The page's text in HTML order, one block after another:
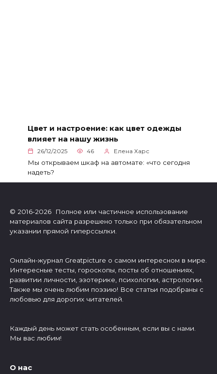
Цвет и настроение: как цвет одежды
влияет на нашу жизнь
26/12/2025 46 Елена Харс
Мы открываем шкаф на автомате: «что сегодня
надеть?
© 2016-2026 Полное или частичное использование
материалов сайта разрешено только при обязательном
указании прямой гиперссылки.
Онлайн-журнал Greatpicture о самом интересном в мире.
Интересные тесты, гороскопы, посты об отношениях,
развитии личности, эзотерике, психологии, астрологии.
Также мы очень любим поэзию! Все статьи подобраны с
любовью для дорогих читателей.
Каждый день может стать особенным, если вы с нами.
Мы вас любим!
О нас